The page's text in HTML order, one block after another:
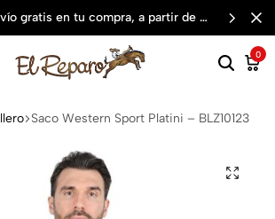
gratis en tu compra, a partir de $3,000 mxn
0
Saco Western Sport Platini – BLZ10123